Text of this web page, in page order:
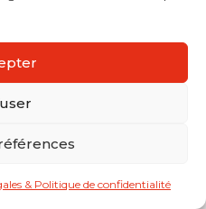
& Politique de confidentialité